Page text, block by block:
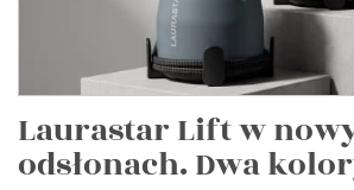
Laurastar Lift w
odsłonach. Dwa